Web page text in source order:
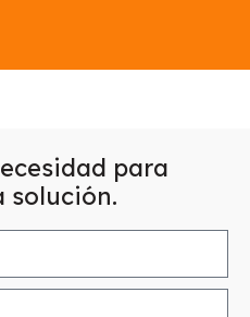
para
solución.